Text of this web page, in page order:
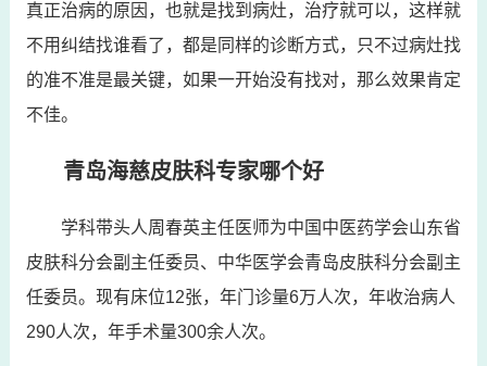
真正治病的原因，也就是找到病灶，治疗就可以，这样就
不用纠结找谁看了，都是同样的诊断方式，只不过病灶找
的准不准是最关键，如果一开始没有找对，那么效果肯定
不佳。
青岛海慈皮肤科专家哪个好
学科带头人周春英主任医师为中国中医药学会山东省
皮肤科分会副主任委员、中华医学会青岛皮肤科分会副主
任委员。现有床位12张，年门诊量6万人次，年收治病人
290人次，年手术量300余人次。